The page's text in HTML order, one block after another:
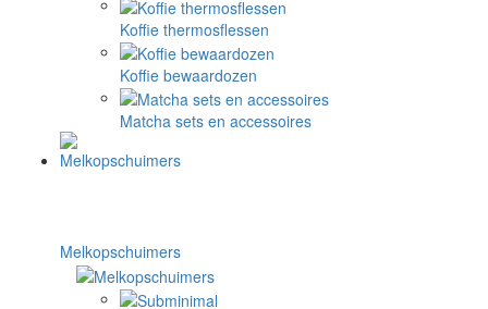
Koffie thermosflessen
Koffie bewaardozen
Matcha sets en accessoires
Melkopschuimers